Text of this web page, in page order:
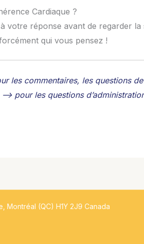
Cardiaque ?
votre réponse avant de regarder la
qui vous pensez !
les commentaires, les questions
–> pour les questions
Montréal (QC) H1Y 2J9 Canada